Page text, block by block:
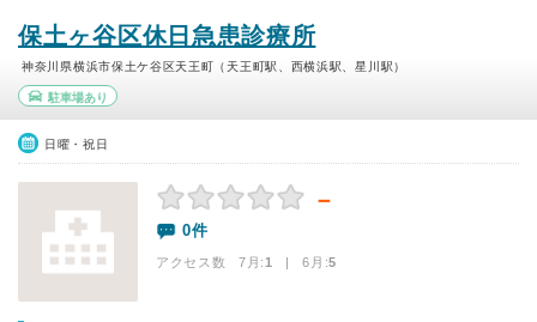
保土ヶ谷区休日急患診療所
神奈川県横浜市保土ケ谷区天王町（天王町駅、西横浜駅、星川駅）
駐車場あり
日曜・祝日
－
0件
アクセス数 7月:1 | 6月:5